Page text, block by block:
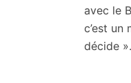
avec le
c’est un
décide ».